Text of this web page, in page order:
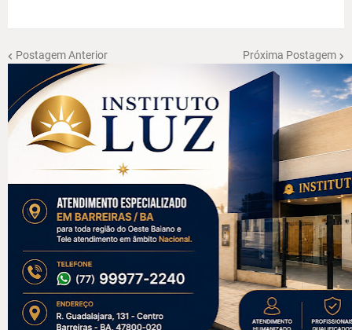
Postagem Anterior Próxima Postagem